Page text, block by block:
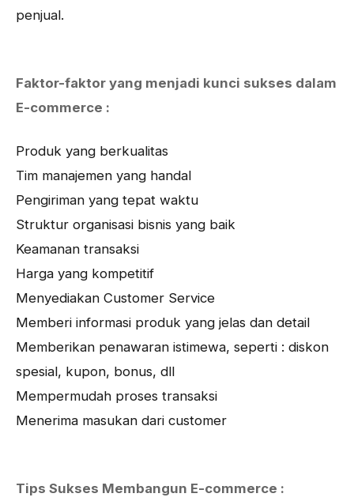
penjual.
Faktor-faktor yang menjadi kunci sukses dalam
E-commerce :
Produk yang berkualitas
Tim manajemen yang handal
Pengiriman yang tepat waktu
Struktur organisasi bisnis yang baik
Keamanan transaksi
Harga yang kompetitif
Menyediakan Customer Service
Memberi informasi produk yang jelas dan detail
Memberikan penawaran istimewa, seperti : diskon
spesial, kupon, bonus, dll
Mempermudah proses transaksi
Menerima masukan dari customer
Tips Sukses Membangun E-commerce :